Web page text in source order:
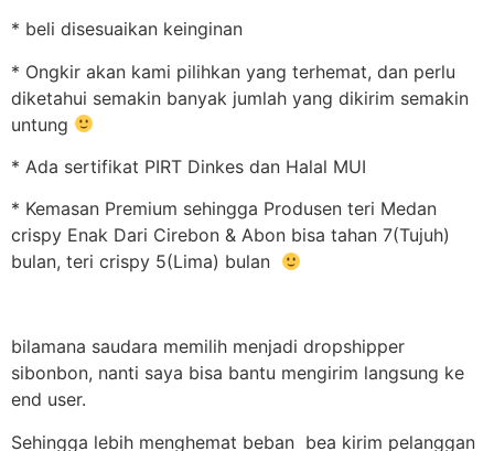
* beli disesuaikan keinginan
* Ongkir akan kami pilihkan yang terhemat, dan perlu
diketahui semakin banyak jumlah yang dikirim semakin
untung
* Ada sertifikat PIRT Dinkes dan Halal MUI
* Kemasan Premium sehingga Produsen teri Medan
crispy Enak Dari Cirebon & Abon bisa tahan 7(Tujuh)
bulan, teri crispy 5(Lima) bulan
bilamana saudara memilih menjadi dropshipper
sibonbon, nanti saya bisa bantu mengirim langsung ke
end user.
Sehingga lebih menghemat beban bea kirim pelanggan